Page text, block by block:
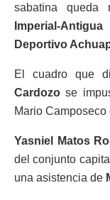
sabatina
Imperial-
Deportivo
El cuadro que
Cardozo se
Mario
Yasniel Matos
del conjunto
una asistencia de